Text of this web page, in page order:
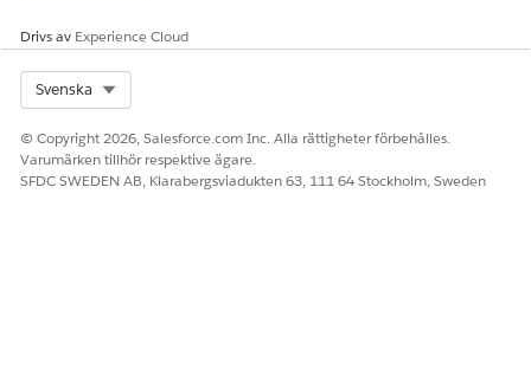
Drivs av Experience Cloud
Svenska
© Copyright 2026, Salesforce.com Inc. Alla rättigheter förbehålles.
Varumärken tillhör respektive ägare.
SFDC SWEDEN AB, Klarabergsviadukten 63, 111 64 Stockholm, Sweden